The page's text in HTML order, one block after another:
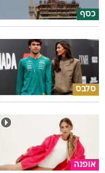
כסף
סלבס
אופנה